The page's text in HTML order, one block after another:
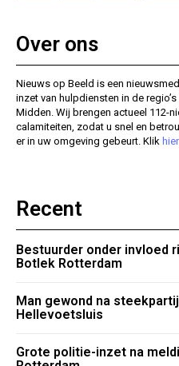
Over ons
Nieuws op Beeld is een
inzet van hulpdiensten in de
Midden. Wij brengen actueel 112-
calamiteiten, zodat u snel en
er in uw omgeving gebeurt. Klik hier
Recent
Bestuurder onder invloed
Botlek Rotterdam
Man gewond na
Hellevoetsluis
Grote politie-inzet na